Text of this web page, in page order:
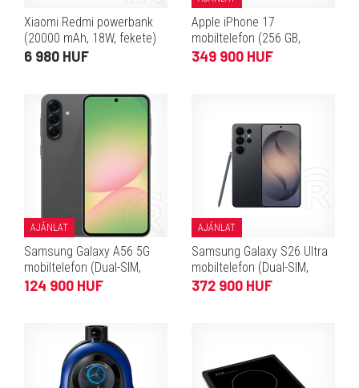
Xiaomi Redmi powerbank
(20000 mAh, 18W, fekete)
6 980 HUF
Apple iPhone 17
mobiltelefon (256 GB,
párakék)
349 900 HUF
AJÁNLAT
Samsung Galaxy A56 5G
mobiltelefon (Dual-SIM,
8/128 GB, grafitszürke)
124 900 HUF
AJÁNLAT
Samsung Galaxy S26 Ultra
mobiltelefon (Dual-SIM,
12/256 GB, fekete)
372 900 HUF